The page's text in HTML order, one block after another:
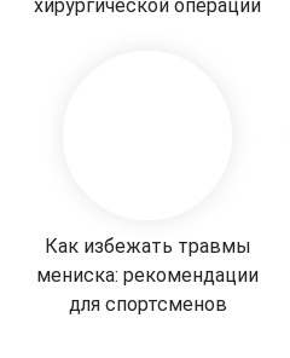
хирургической операции
Как избежать травмы
мениска: рекомендации
для спортсменов